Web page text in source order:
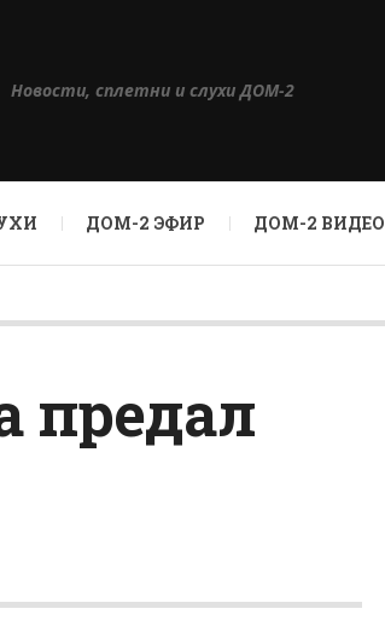
Новости, сплетни и слухи ДОМ-2
ДОМ-2 ЭФИР ДОМ-2 ВИДЕО
предал